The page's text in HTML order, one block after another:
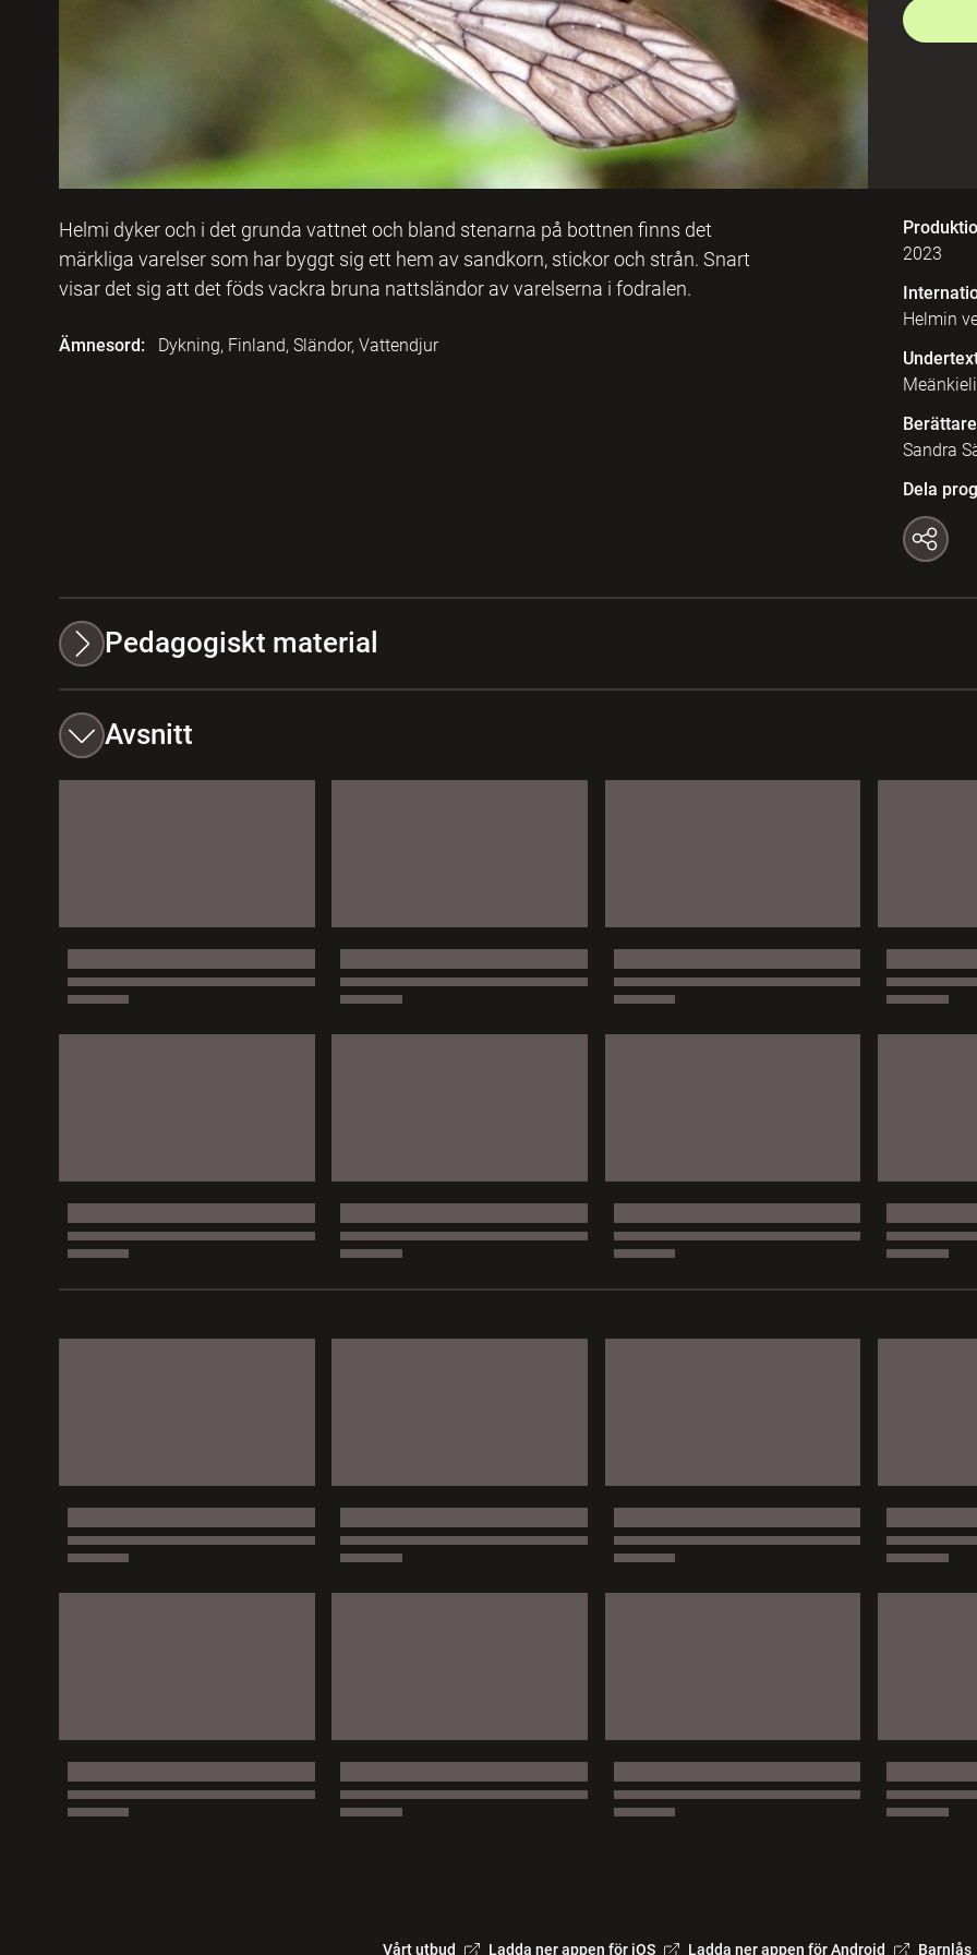
Helmi dyker och i det grunda vattnet och bland stenarna på bottnen finns det
märkliga varelser som har byggt sig ett hem av sandkorn, stickor och strån. Snart
visar det sig att det föds vackra bruna nattsländor av varelserna i fodralen.
Ämnesord: Dykning, Finland, Sländor, Vattendjur
2023
Helmin
Berättare
Sandra
Dela
Pedagogiskt material
Avsnitt
Vårt utbud Ladda ner appen för iOS Ladda ner appen för Android Barnlås